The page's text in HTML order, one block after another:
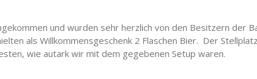
und wurden sehr herzlich von den Besitzern der
als Willkommensgeschenk 2 Flaschen Bier. Der
wie autark wir mit dem gegebenen Setup waren.